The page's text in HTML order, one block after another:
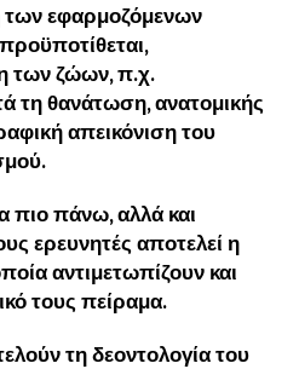
των εφαρμοζόμενων
των ζώων, π.χ.
τη θανάτωση, ανατομικής
απεικόνιση του
πιο πάνω, αλλά και
ερευνητές αποτελεί η
αντιμετωπίζουν και
τους πείραμα.
τη δεοντολογία του